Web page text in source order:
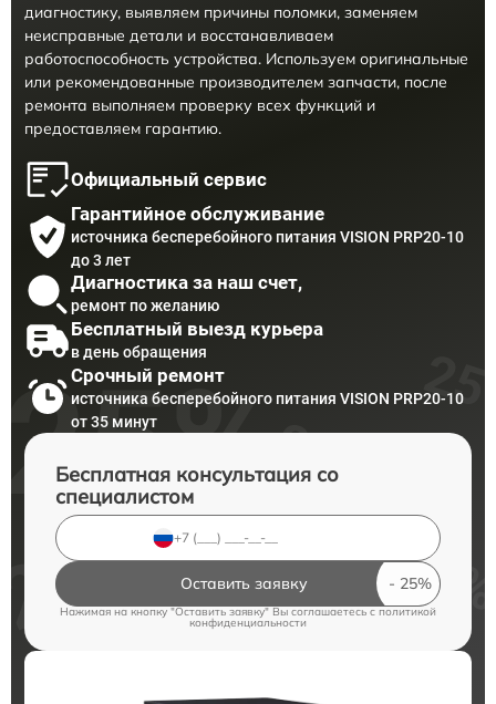
диагностику, выявляем причины поломки, заменяем
неисправные детали и восстанавливаем
работоспособность устройства. Используем оригинальные
или рекомендованные производителем запчасти, после
ремонта выполняем проверку всех функций и
предоставляем гарантию.
Официальный сервис
Гарантийное обслуживание
источника бесперебойного питания VISION PRP20-10
до 3 лет
Диагностика за наш счет,
ремонт по желанию
Бесплатный выезд курьера
в день обращения
Срочный ремонт
источника бесперебойного питания VISION PRP20-10
от 35 минут
Бесплатная консультация со
специалистом
Оставить заявку
Нажимая на кнопку "Оставить заявку" Вы соглашаетесь cполитикой
конфиденциальности